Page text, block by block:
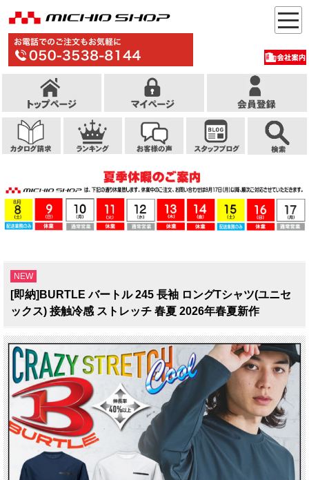
NEW
[即納]BURTLE バートル 245 長袖 ロングTシャツ(ユニセ
ックス) 接触冷感 ストレッチ 春夏 2026年春夏新作